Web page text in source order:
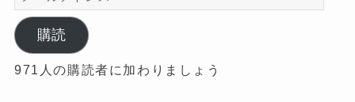
ー
ル
ア
ド
購読
971人の購読者に加わりましょう